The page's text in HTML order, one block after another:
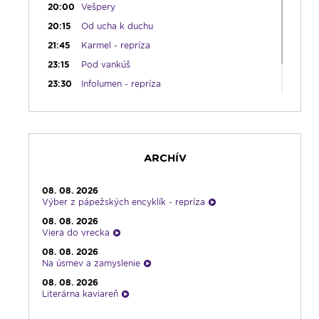
20:00
Vešpery
20:15
Od ucha k duchu
21:45
Karmel - repríza
23:15
Pod vankúš
23:30
Infolumen - repríza
ARCHÍV
08. 08. 2026
Výber z pápežských encyklík - repríza
08. 08. 2026
Viera do vrecka
08. 08. 2026
Na úsmev a zamyslenie
08. 08. 2026
Literárna kaviareň